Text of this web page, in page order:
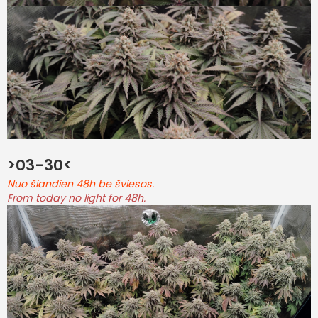
>03-30<
Nuo šiandien 48h be šviesos.
From today no light for 48h.